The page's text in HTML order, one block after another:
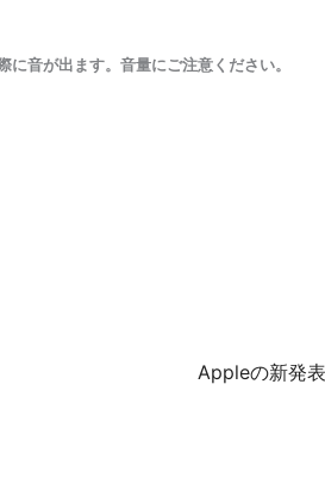
に音が出ます。音量にご注意ください。
Appleの新発